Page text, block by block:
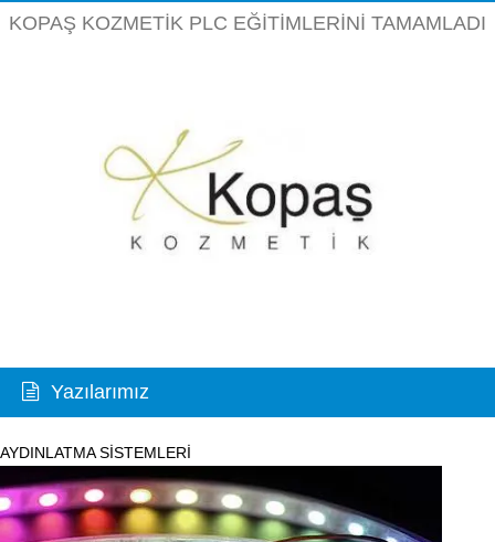
KOPAŞ KOZMETIK PLC EĞITIMLERINI TAMAMLADI
Yazılarımız
AYDINLATMA SİSTEMLERİ